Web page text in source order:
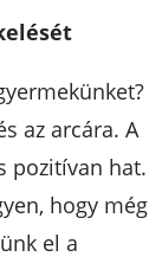
az arcára. A
pozitívan hat.
hogy még
el a